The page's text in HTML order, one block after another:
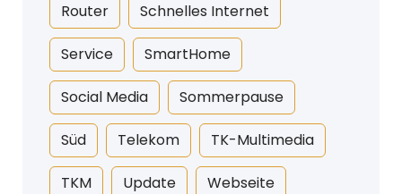
Router Schnelles Internet
Service SmartHome
Social Media Sommerpause
Süd Telekom TK-Multimedia
TKM Update Webseite